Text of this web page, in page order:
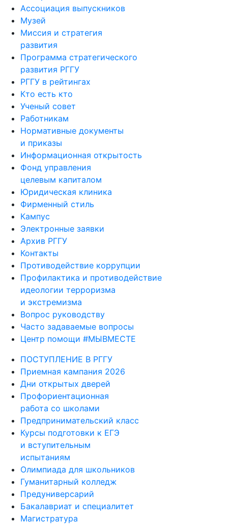
Ассоциация выпускников
Музей
Миссия и стратегия
развития
Программа стратегического
развития РГГУ
РГГУ в рейтингах
Кто есть кто
Ученый совет
Работникам
Нормативные документы
и приказы
Информационная открытость
Фонд управления
целевым капиталом
Юридическая клиника
Фирменный стиль
Кампус
Электронные заявки
Архив РГГУ
Контакты
Противодействие коррупции
Профилактика и противодействие
идеологии терроризма
и экстремизма
Вопрос руководству
Часто задаваемые вопросы
Центр помощи #МЫВМЕСТЕ
ПОСТУПЛЕНИЕ В РГГУ
Приемная кампания 2026
Дни открытых дверей
Профориентационная
работа со школами
Предпринимательский класс
Курсы подготовки к ЕГЭ
и вступительным
испытаниям
Олимпиада для школьников
Гуманитарный колледж
Предуниверсарий
Бакалавриат и специалитет
Магистратура